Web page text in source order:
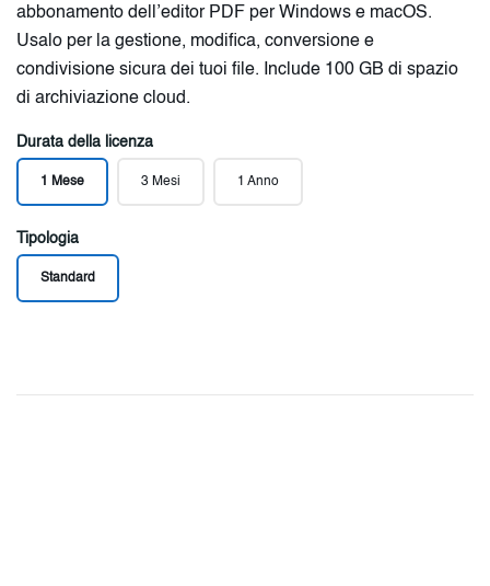
abbonamento dell’editor PDF per Windows e macOS.
Usalo per la gestione, modifica, conversione e
condivisione sicura dei tuoi file. Include 100 GB di spazio
di archiviazione cloud.
Durata della licenza
1 Mese 3 Mesi 1 Anno
Tipologia
Standard